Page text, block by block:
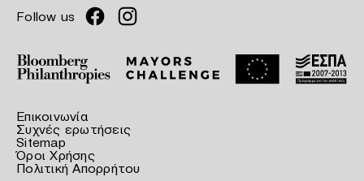
Follow us
Επικοινωνία
Συχνές ερωτήσεις
Sitemap
Όροι Χρήσης
Πολιτική Απορρήτου